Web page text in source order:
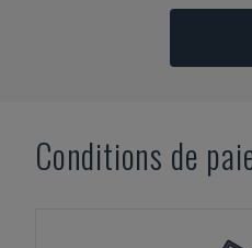
Conditions de